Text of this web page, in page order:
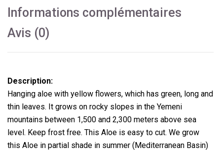
Informations complémentaires
Avis (0)
Description:
Hanging aloe with yellow flowers, which has green, long and
thin leaves. It grows on rocky slopes in the Yemeni
mountains between 1,500 and 2,300 meters above sea
level. Keep frost free. This Aloe is easy to cut. We grow
this Aloe in partial shade in summer (Mediterranean Basin)